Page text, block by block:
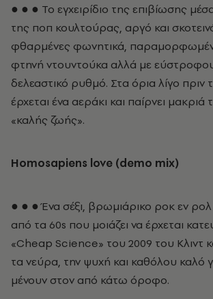
● ● ● Το εγχειρίδιο της επιβίωσης
της ποπ κουλτούρας, αργό και
φθαρμένες φωνητικά,
φτηνή ντουντούκα αλλά με
δελεαστικό ρυθμό. Στα όρια λίγο
έρχεται ένα αεράκι και παίρνει μακριά
«καλής ζωής».
Homosapiens love (demo mix)
● ● ● Ένα σέξι, βρωμιάρικο ροκ εν
από τα 60s που μοιάζει να έρχεται
«Cheap Science» του 2009 του Κλιντ
τα νεύρα, την ψυχή και καθόλου καλό
μένουν στον από κάτω όροφο.